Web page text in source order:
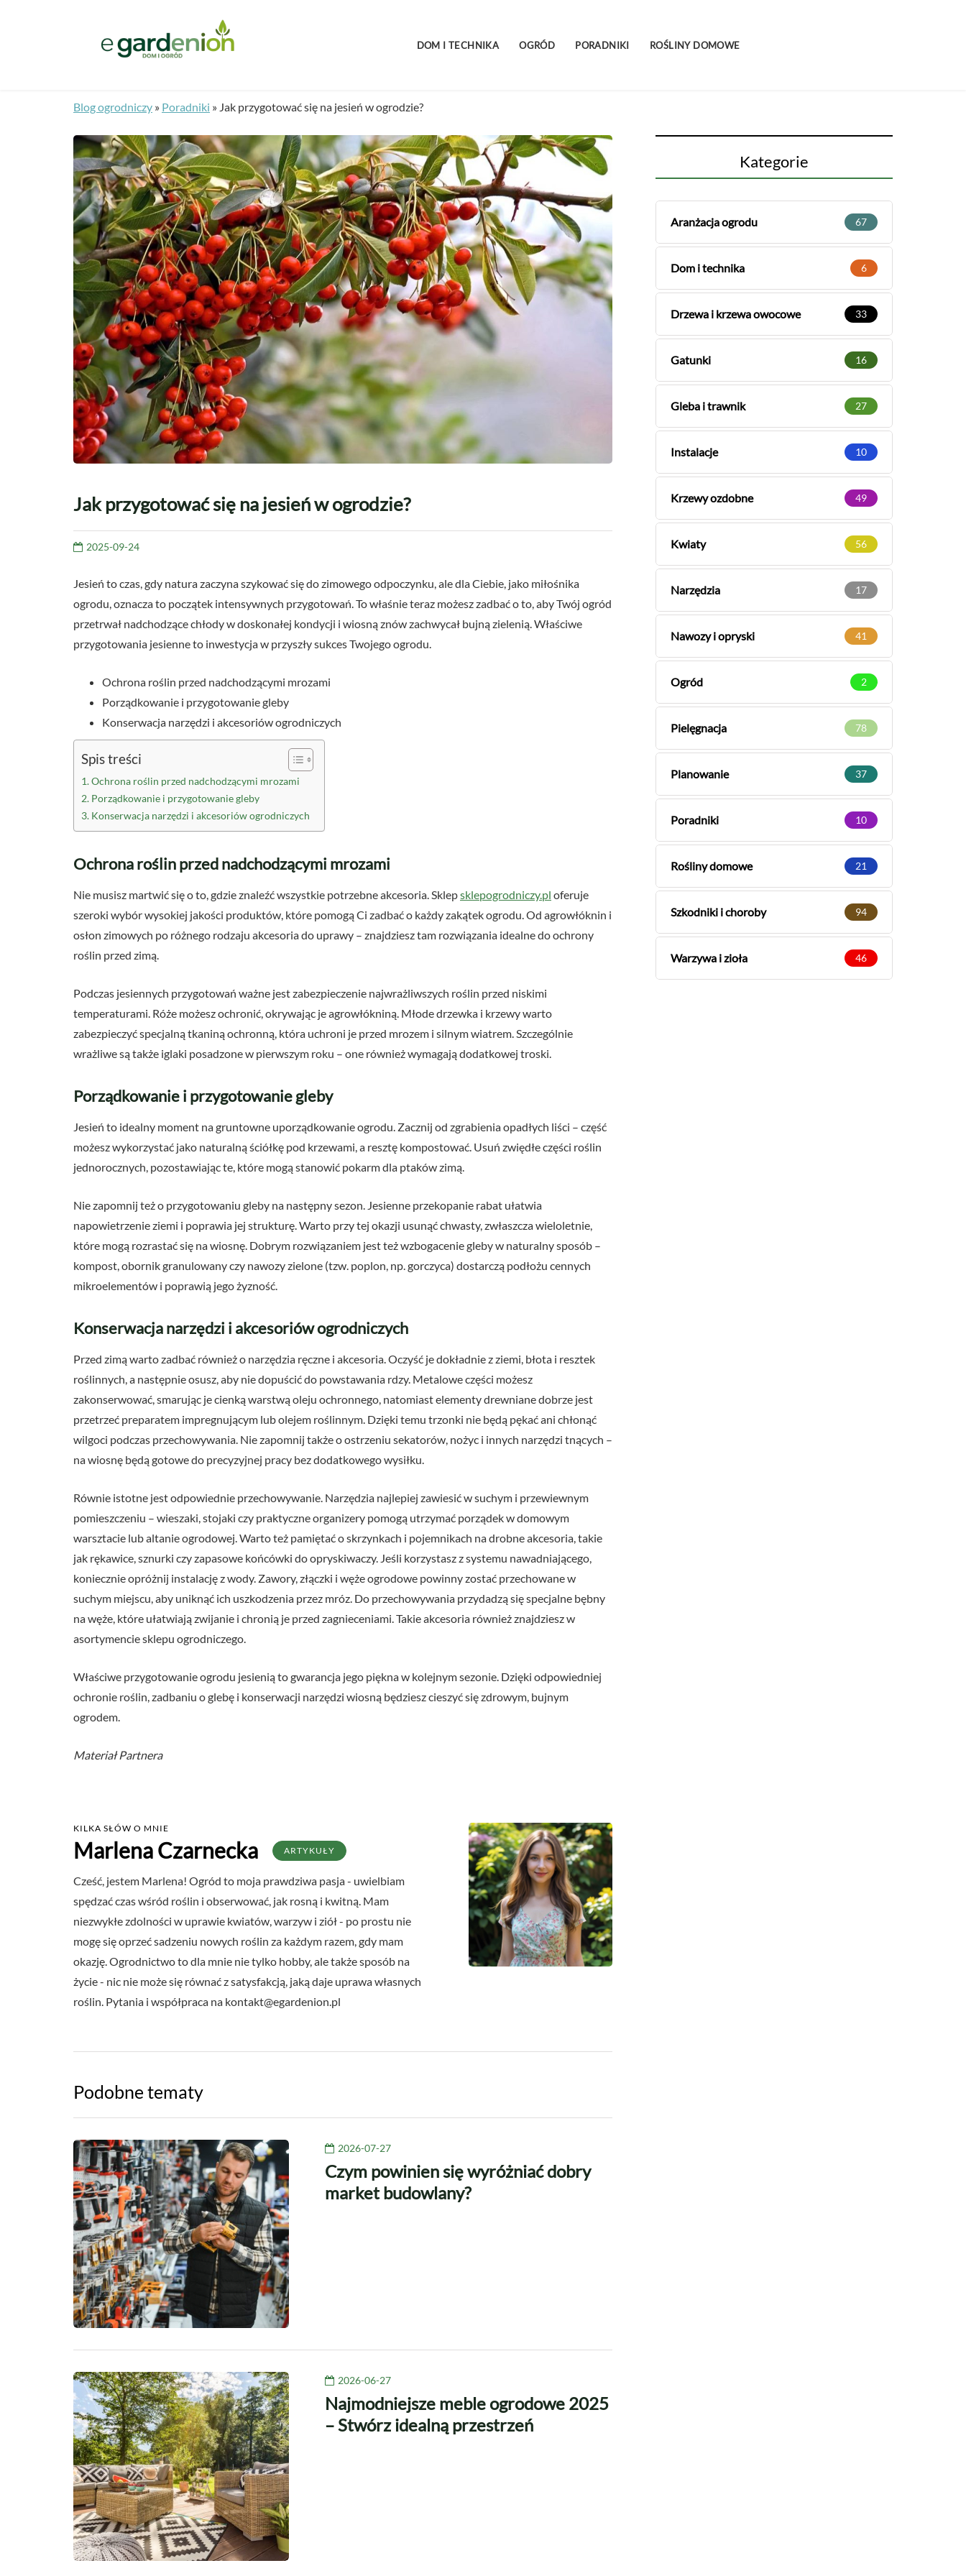
DOM I TECHNIKA OGRÓD PORADNIKI ROŚLINY DOMOWE
Blog ogrodniczy » Poradniki » Jak przygotować się na jesień w ogrodzie?
Jak przygotować się na jesień w ogrodzie?
2025-09-24
Jesień to czas, gdy natura zaczyna szykować się do zimowego odpoczynku, ale dla Ciebie, jako miłośnika
ogrodu, oznacza to początek intensywnych przygotowań. To właśnie teraz możesz zadbać o to, aby Twój ogród
przetrwał nadchodzące chłody w doskonałej kondycji i wiosną znów zachwycał bujną zielenią. Właściwe
przygotowania jesienne to inwestycja w przyszły sukces Twojego ogrodu.
Ochrona roślin przed nadchodzącymi mrozami
Porządkowanie i przygotowanie gleby
Konserwacja narzędzi i akcesoriów ogrodniczych
Spis treści
Ochrona roślin przed nadchodzącymi mrozami
Porządkowanie i przygotowanie gleby
Konserwacja narzędzi i akcesoriów ogrodniczych
Ochrona roślin przed nadchodzącymi mrozami
Nie musisz martwić się o to, gdzie znaleźć wszystkie potrzebne akcesoria. Sklepsklepogrodniczy.pl oferuje
szeroki wybór wysokiej jakości produktów, które pomogą Ci zadbać o każdy zakątek ogrodu. Od agrowłóknin i
osłon zimowych po różnego rodzaju akcesoria do uprawy – znajdziesz tam rozwiązania idealne do ochrony
roślin przed zimą.
Podczas jesiennych przygotowań ważne jest zabezpieczenie najwrażliwszych roślin przed niskimi
temperaturami. Róże możesz ochronić, okrywając je agrowłókniną. Młode drzewka i krzewy warto
zabezpieczyć specjalną tkaniną ochronną, która uchroni je przed mrozem i silnym wiatrem. Szczególnie
wrażliwe są także iglaki posadzone w pierwszym roku – one również wymagają dodatkowej troski.
Porządkowanie i przygotowanie gleby
Jesień to idealny moment na gruntowne uporządkowanie ogrodu. Zacznij od zgrabienia opadłych liści – część
możesz wykorzystać jako naturalną ściółkę pod krzewami, a resztę kompostować. Usuń zwiędłe części roślin
jednorocznych, pozostawiając te, które mogą stanowić pokarm dla ptaków zimą.
Nie zapomnij też o przygotowaniu gleby na następny sezon. Jesienne przekopanie rabat ułatwia
napowietrzenie ziemi i poprawia jej strukturę. Warto przy tej okazji usunąć chwasty, zwłaszcza wieloletnie,
które mogą rozrastać się na wiosnę. Dobrym rozwiązaniem jest też wzbogacenie gleby w naturalny sposób –
kompost, obornik granulowany czy nawozy zielone (tzw. poplon, np. gorczyca) dostarczą podłożu cennych
mikroelementów i poprawią jego żyzność.
Konserwacja narzędzi i akcesoriów ogrodniczych
Przed zimą warto zadbać również o narzędzia ręczne i akcesoria. Oczyść je dokładnie z ziemi, błota i resztek
roślinnych, a następnie osusz, aby nie dopuścić do powstawania rdzy. Metalowe części możesz
zakonserwować, smarując je cienką warstwą oleju ochronnego, natomiast elementy drewniane dobrze jest
przetrzeć preparatem impregnującym lub olejem roślinnym. Dzięki temu trzonki nie będą pękać ani chłonąć
wilgoci podczas przechowywania. Nie zapomnij także o ostrzeniu sekatorów, nożyc i innych narzędzi tnących –
na wiosnę będą gotowe do precyzyjnej pracy bez dodatkowego wysiłku.
Równie istotne jest odpowiednie przechowywanie. Narzędzia najlepiej zawiesić w suchym i przewiewnym
pomieszczeniu – wieszaki, stojaki czy praktyczne organizery pomogą utrzymać porządek w domowym
warsztacie lub altanie ogrodowej. Warto też pamiętać o skrzynkach i pojemnikach na drobne akcesoria, takie
jak rękawice, sznurki czy zapasowe końcówki do opryskiwaczy. Jeśli korzystasz z systemu nawadniającego,
koniecznie opróżnij instalację z wody. Zawory, złączki i węże ogrodowe powinny zostać przechowane w
suchym miejscu, aby uniknąć ich uszkodzenia przez mróz. Do przechowywania przydadzą się specjalne bębny
na węże, które ułatwiają zwijanie i chronią je przed zagnieceniami. Takie akcesoria również znajdziesz w
asortymencie sklepu ogrodniczego.
Właściwe przygotowanie ogrodu jesienią to gwarancja jego piękna w kolejnym sezonie. Dzięki odpowiedniej
ochronie roślin, zadbaniu o glebę i konserwacji narzędzi wiosną będziesz cieszyć się zdrowym, bujnym
ogrodem.
Materiał Partnera
Kategorie
Aranżacja ogrodu 67
Dom i technika 6
Drzewa i krzewa owocowe 33
Gatunki 16
Gleba i trawnik 27
Instalacje 10
Krzewy ozdobne 49
Kwiaty 56
Narzędzia 17
Nawozy i opryski 41
Ogród 2
Pielęgnacja 78
Planowanie 37
Poradniki 10
Rośliny domowe 21
Szkodniki i choroby 94
Warzywa i zioła 46
KILKA SŁÓW O MNIE
Marlena Czarnecka ARTYKUŁY
Cześć, jestem Marlena! Ogród to moja prawdziwa pasja - uwielbiam
spędzać czas wśród roślin i obserwować, jak rosną i kwitną. Mam
niezwykłe zdolności w uprawie kwiatów, warzyw i ziół - po prostu nie
mogę się oprzeć sadzeniu nowych roślin za każdym razem, gdy mam
okazję. Ogrodnictwo to dla mnie nie tylko hobby, ale także sposób na
życie - nic nie może się równać z satysfakcją, jaką daje uprawa własnych
roślin. Pytania i współpraca na kontakt@egardenion.pl
Podobne tematy
2026-07-27
Czym powinien się wyróżniać dobry
market budowlany?
2026-06-27
Najmodniejsze meble ogrodowe 2025
– Stwórz idealną przestrzeń